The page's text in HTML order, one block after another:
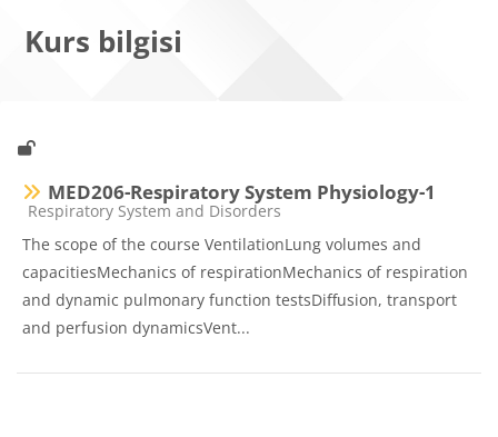
Kurs bilgisi
MED206-Respiratory System Physiology-1
Ders kategorisi
Respiratory System and Disorders
The scope of the course VentilationLung volumes and
capacitiesMechanics of respirationMechanics of respiration
and dynamic pulmonary function testsDiffusion, transport
and perfusion dynamicsVent...